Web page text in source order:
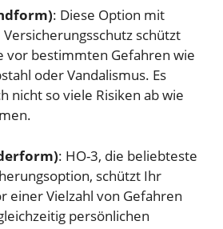
: Diese Option mit
schützt
vor bestimmten Gefahren wie
oder Vandalismus. Es
nicht so viele Risiken ab wie
: HO-3, die beliebteste
schützt Ihr
einer Vielzahl von Gefahren
persönlichen